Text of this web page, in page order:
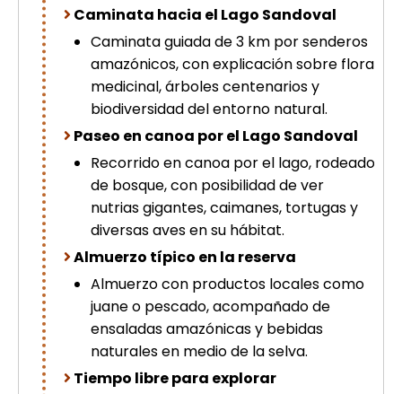
Caminata hacia el Lago Sandoval
Caminata guiada de 3 km por senderos
amazónicos, con explicación sobre flora
medicinal, árboles centenarios y
biodiversidad del entorno natural.
Paseo en canoa por el Lago Sandoval
Recorrido en canoa por el lago, rodeado
de bosque, con posibilidad de ver
nutrias gigantes, caimanes, tortugas y
diversas aves en su hábitat.
Almuerzo típico en la reserva
Almuerzo con productos locales como
juane o pescado, acompañado de
ensaladas amazónicas y bebidas
naturales en medio de la selva.
Tiempo libre para explorar